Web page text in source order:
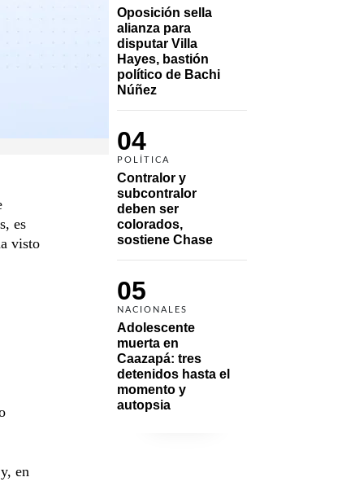
Oposición sella
alianza para
disputar Villa
Hayes, bastión
político de Bachi
Núñez
04
POLÍTICA
Contralor y
subcontralor
deben ser
colorados,
sostiene Chase
05
NACIONALES
Adolescente
muerta en
Caazapá: tres
detenidos hasta el
momento y
autopsia
es
visto
en